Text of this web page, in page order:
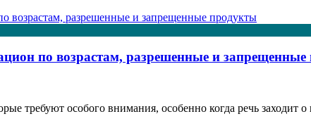
по возрастам, разрешенные и
требуют особого внимания, особенно когда речь